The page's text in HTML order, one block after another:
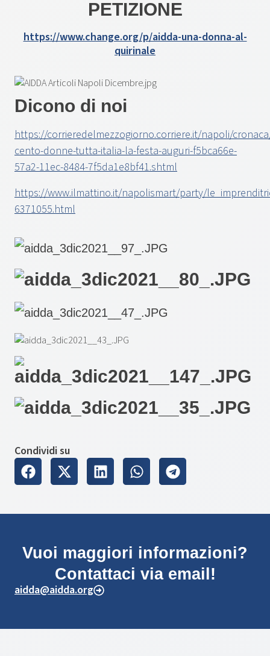
PETIZIONE
https://www.change.org/p/aidda-una-donna-al-
quirinale
Dicono di noi
https://corrieredelmezzogiorno.corriere.it/napoli/
cento-donne-tutta-italia-la-festa-auguri-f5bca66e-
57a2-11ec-8484-7f5da1e8bf41.shtml
https://www.ilmattino.it/napolismart/party/
6371055.html
Condividi su
Vuoi maggiori informazioni?
Contattaci via email!
aidda@aidda.org